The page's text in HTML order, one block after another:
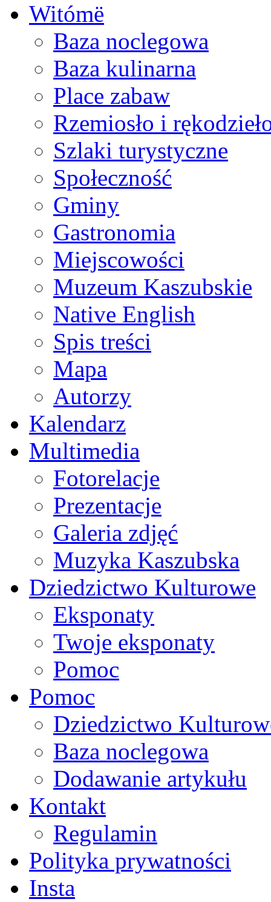
Witómë
Baza noclegowa
Baza kulinarna
Place zabaw
Rzemiosło i
Szlaki turystyczne
Społeczność
Gminy
Gastronomia
Miejscowości
Muzeum Kaszubskie
Native English
Spis treści
Mapa
Autorzy
Kalendarz
Multimedia
Fotorelacje
Prezentacje
Galeria zdjęć
Muzyka Kaszubska
Dziedzictwo Kulturowe
Eksponaty
Twoje eksponaty
Pomoc
Pomoc
Dziedzictwo
Baza noclegowa
Dodawanie artykułu
Kontakt
Regulamin
Polityka prywatności
Insta